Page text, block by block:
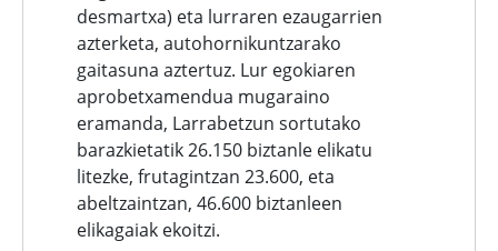
desmartxa) eta lurraren ezaugarrien
azterketa, autohornikuntzarako
gaitasuna aztertuz. Lur egokiaren
aprobetxamendua mugaraino
eramanda, Larrabetzun sortutako
barazkietatik 26.150 biztanle elikatu
litezke, frutagintzan 23.600, eta
abeltzaintzan, 46.600 biztanleen
elikagaiak ekoitzi.